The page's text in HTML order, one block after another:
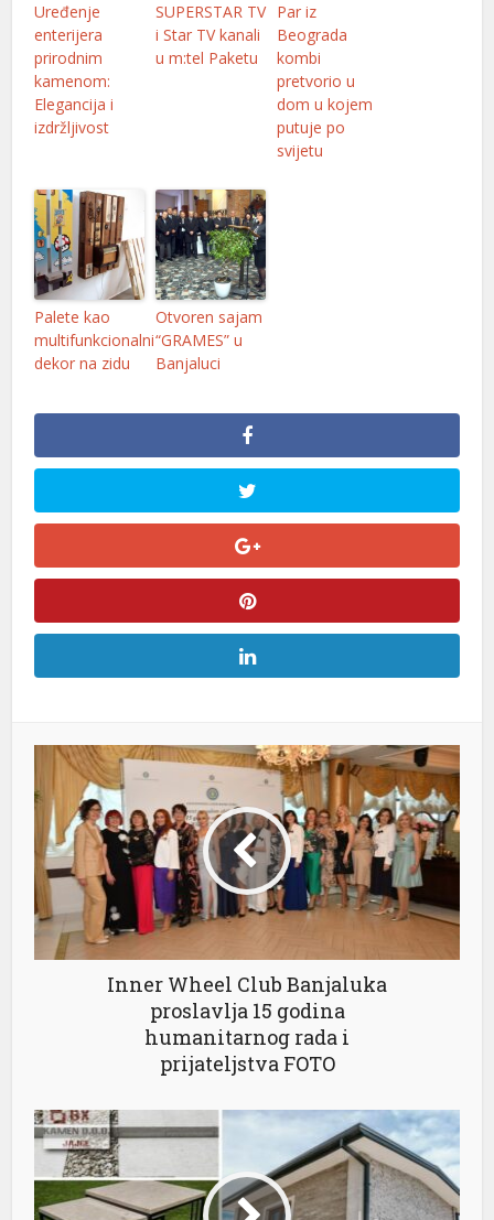
Uređenje
enterijera
prirodnim
kamenom:
Elegancija i
izdržljivost
SUPERSTAR TV
i Star TV kanali
u m:tel Paketu
Par iz
Beograda
kombi
pretvorio u
dom u kojem
putuje po
svijetu
Palete kao
multifunkcionalni
dekor na zidu
Otvoren sajam
“GRAMES” u
Banjaluci
Inner Wheel Club Banjaluka
proslavlja 15 godina
humanitarnog rada i
prijateljstva FOTO